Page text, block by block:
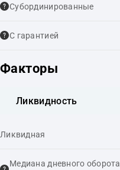
Cубординированные
С гарантией
Факторы
Ликвидность
Ликвидная
Медиана дневного оборота